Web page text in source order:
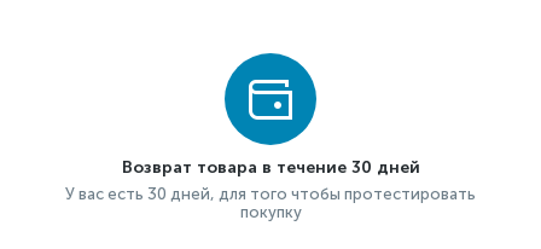
Возврат товара в течение 30 дней
У вас есть 30 дней, для того чтобы протестировать
покупку